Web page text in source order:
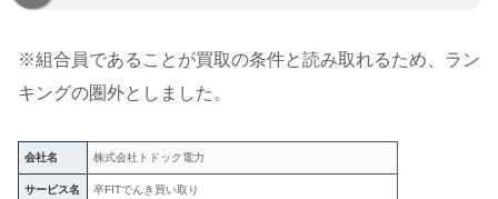
※組合員であることが買取の条件と読み取れるため、ラン
キングの圏外としました。
会社名 株式会社トドック電力
サービス名 卒FITでんき買い取り